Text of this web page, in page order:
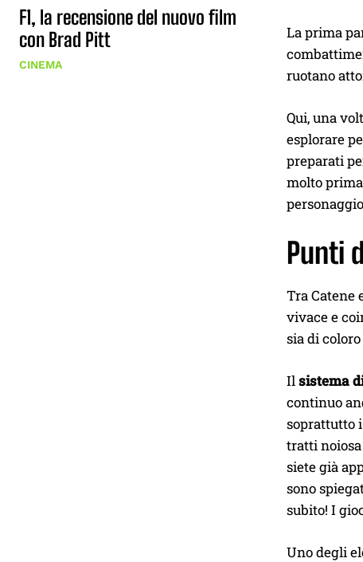
F1, la recensione del nuovo film
con Brad Pitt
CINEMA
La prima
ruotano
Qui, una
esplorare
preparati
molto
Punti
Tra Catene
vivace e
sia di
Ilsistema
continuo
soprattutto
tratti noiosa
siete già
sono
subito! I
Uno degli